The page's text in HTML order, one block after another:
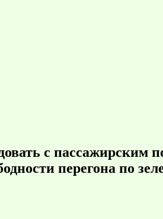
с пассажирским
перегона по